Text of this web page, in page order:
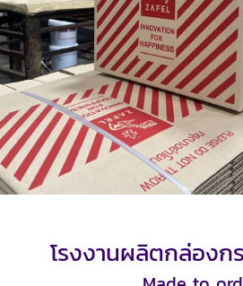
โรงงานผลิตกล่องก